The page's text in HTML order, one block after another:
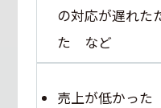
の対応が遅れた
た など
売上が低かった